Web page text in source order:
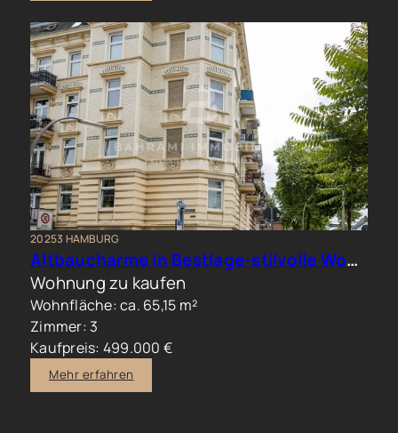
20253 HAMBURG
Altbaucharme in Bestlage-stilvolle Wohnung im beliebten Generalsviertel
Wohnung zu kaufen
Wohnfläche: ca. 65,15 m²
Zimmer: 3
Kaufpreis: 499.000 €
Mehr erfahren